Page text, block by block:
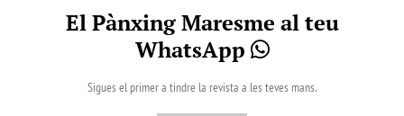
El Pànxing Maresme al teu
WhatsApp
Sigues el primer a tindre la revista a les teves mans.